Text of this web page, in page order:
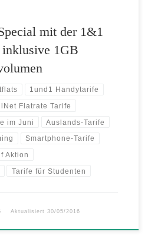
mit der 1&1
1GB
1und1 Handytarife
Flatrate Tarife
im Juni Auslands-Tarife
Smartphone-Tarife
Aktion
Tarife für Studenten
Aktualisiert 30/05/2016